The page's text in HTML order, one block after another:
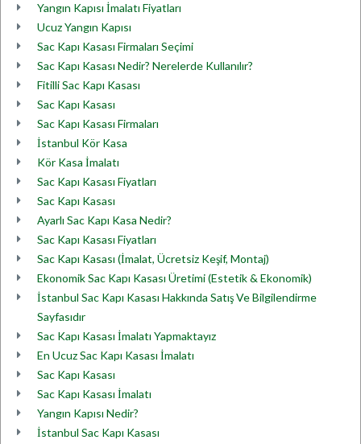
Yangın Kapısı İmalatı Fiyatları
Ucuz Yangın Kapısı
Sac Kapı Kasası Firmaları Seçimi
Sac Kapı Kasası Nedir? Nerelerde Kullanılır?
Fitilli Sac Kapı Kasası
Sac Kapı Kasası
Sac Kapı Kasası Firmaları
İstanbul Kör Kasa
Kör Kasa İmalatı
Sac Kapı Kasası Fiyatları
Sac Kapı Kasası
Ayarlı Sac Kapı Kasa Nedir?
Sac Kapı Kasası Fiyatları
Sac Kapı Kasası (İmalat, Ücretsiz Keşif, Montaj)
Ekonomik Sac Kapı Kasası Üretimi (Estetik & Ekonomik)
İstanbul Sac Kapı Kasası Hakkında Satış Ve Bilgilendirme
Sayfasıdır
Sac Kapı Kasası İmalatı Yapmaktayız
En Ucuz Sac Kapı Kasası İmalatı
Sac Kapı Kasası
Sac Kapı Kasası İmalatı
Yangın Kapısı Nedir?
İstanbul Sac Kapı Kasası